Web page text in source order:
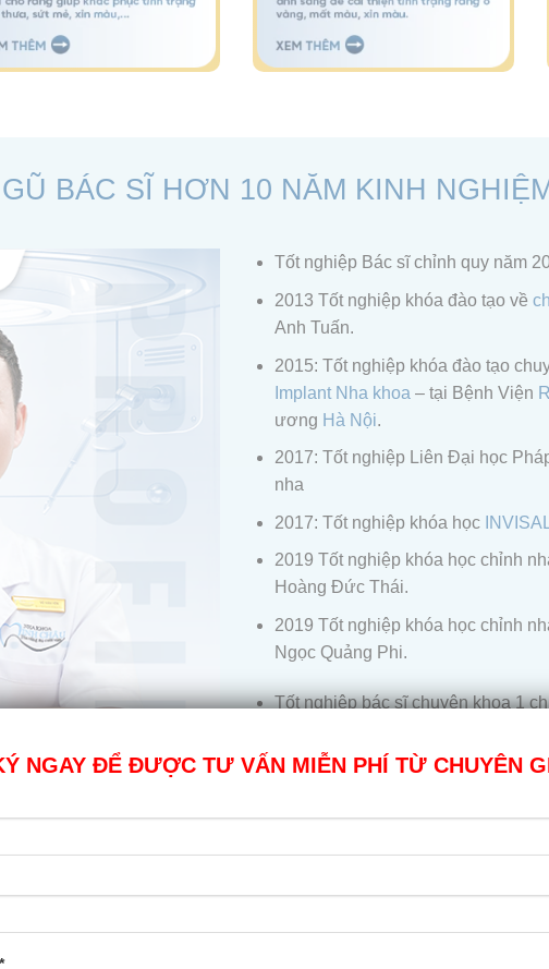
BÁC SĨ HƠN 10 NĂM KINH
Tốt nghiệp Bác sĩ chỉnh quy năm
2013 Tốt nghiệp khóa đào tạo về
Anh Tuấn.
2015: Tốt nghiệp khóa đào tạo
Implant Nha khoa – tại Bệnh Viện
ương Hà Nội.
2017: Tốt nghiệp Liên Đại học
nha
2017: Tốt nghiệp khóa học
2019 Tốt nghiệp khóa học chỉnh
Hoàng Đức Thái.
2019 Tốt nghiệp khóa học chỉnh
Ngọc Quảng Phi.
Tốt nghiệp bác sĩ chuyên khoa 1
Tu nghiệp tại nước Ngoài: Hàn
NGAY ĐỂ ĐƯỢC TƯ VẤN MIỄN PHÍ TỪ CHUYÊN